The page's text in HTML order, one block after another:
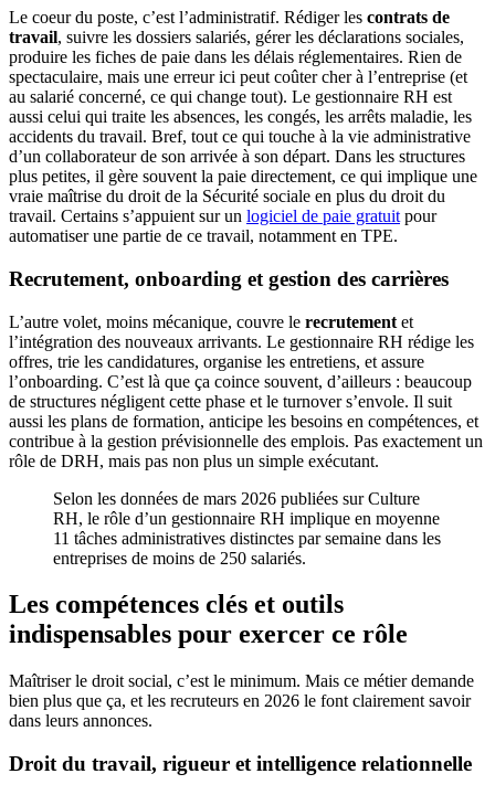
Le coeur du poste, c’est l’administratif. Rédiger les contrats de
travail, suivre les dossiers salariés, gérer les déclarations sociales,
produire les fiches de paie dans les délais réglementaires. Rien de
spectaculaire, mais une erreur ici peut coûter cher à l’entreprise (et
au salarié concerné, ce qui change tout). Le gestionnaire RH est
aussi celui qui traite les absences, les congés, les arrêts maladie, les
accidents du travail. Bref, tout ce qui touche à la vie administrative
d’un collaborateur de son arrivée à son départ. Dans les structures
plus petites, il gère souvent la paie directement, ce qui implique une
vraie maîtrise du droit de la Sécurité sociale en plus du droit du
travail. Certains s’appuient sur un logiciel de paie gratuit pour
automatiser une partie de ce travail, notamment en TPE.
Recrutement, onboarding et gestion des carrières
L’autre volet, moins mécanique, couvre le recrutement et
l’intégration des nouveaux arrivants. Le gestionnaire RH rédige les
offres, trie les candidatures, organise les entretiens, et assure
l’onboarding. C’est là que ça coince souvent, d’ailleurs : beaucoup
de structures négligent cette phase et le turnover s’envole. Il suit
aussi les plans de formation, anticipe les besoins en compétences, et
contribue à la gestion prévisionnelle des emplois. Pas exactement un
rôle de DRH, mais pas non plus un simple exécutant.
Selon les données de mars 2026 publiées sur Culture
RH, le rôle d’un gestionnaire RH implique en moyenne
11 tâches administratives distinctes par semaine dans les
entreprises de moins de 250 salariés.
Les compétences clés et outils
indispensables pour exercer ce rôle
Maîtriser le droit social, c’est le minimum. Mais ce métier demande
bien plus que ça, et les recruteurs en 2026 le font clairement savoir
dans leurs annonces.
Droit du travail, rigueur et intelligence relationnelle